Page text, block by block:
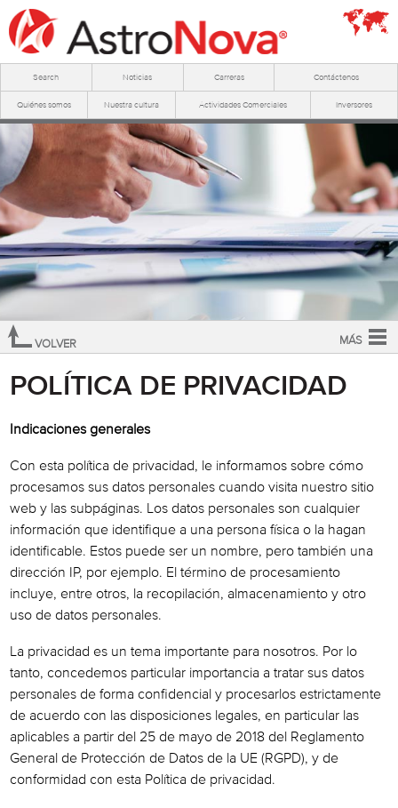
Search Noticias Carreras Contáctenos
Quiénes somos Nuestra cultura Actividades Comerciales Inversores
VOLVER MÁS
Resumen
Impressum
POLÍTICA DE PRIVACIDAD
Indicaciones generales
Con esta política de privacidad, le informamos sobre cómo
procesamos sus datos personales cuando visita nuestro sitio
web y las subpáginas. Los datos personales son cualquier
información que identifique a una persona física o la hagan
identificable. Estos puede ser un nombre, pero también una
dirección IP, por ejemplo. El término de procesamiento
incluye, entre otros, la recopilación, almacenamiento y otro
uso de datos personales.
La privacidad es un tema importante para nosotros. Por lo
tanto, concedemos particular importancia a tratar sus datos
personales de forma confidencial y procesarlos estrictamente
de acuerdo con las disposiciones legales, en particular las
aplicables a partir del 25 de mayo de 2018 del Reglamento
General de Protección de Datos de la UE (RGPD), y de
conformidad con esta Política de privacidad.